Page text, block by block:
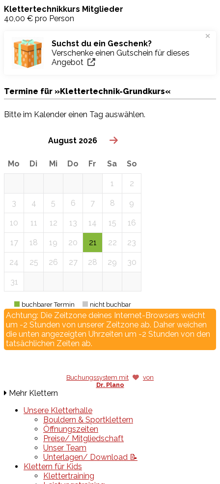
Klettertechnikkurs Mitglieder
40,00 € pro Person
Suchst du ein Geschenk?
Verschenke einen Gutschein für dieses
Angebot
Termine für »Klettertechnik-Grundkurs«
Bitte im Kalender einen Tag auswählen.
August 2026
Mo Di Mi Do Fr Sa So
1 2
3 4 5 6 7 8 9
10 11 12 13 14 15 16
17 18 19 20 21 22 23
24 25 26 27 28 29 30
31
buchbarer Termin nicht buchbar
Achtung: Die Zeitzone deines Internet-Browsers weicht
um -2 Stunden von unserer Zeitzone ab. Daher weichen
die unten angezeigten Uhrzeiten um -2 Stunden von den
tatsächlichen Zeiten ab.
Buchungssystem mit
von
Dr. Plano
Mehr Klettern
Unsere Kletterhalle
Bouldern & Sportklettern
Öffnungszeiten
Preise/ Mitgliedschaft
Unser Team
Unterlagen/ Download 📝
Klettern für Kids
Klettertraining